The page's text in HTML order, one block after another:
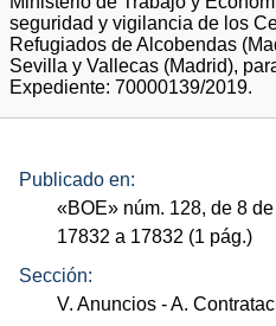
seguridad y vigilancia de los
Refugiados de Alcobendas
Sevilla y Vallecas (Madrid),
Expediente: 70000139/2019.
Publicado en:
«BOE» núm. 128, de 8
17832 a 17832 (1 pág.)
Sección:
V. Anuncios - A.